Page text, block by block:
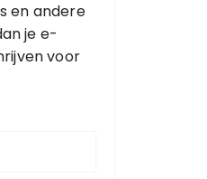
en andere
je e-
voor